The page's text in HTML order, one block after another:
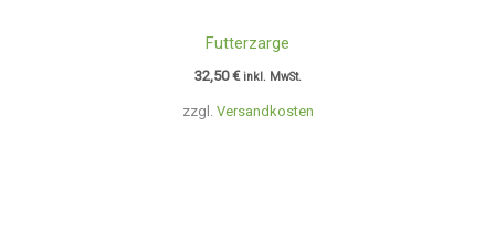
zzgl. Versandkosten
Futterzarge
32,50€ inkl. MwSt.